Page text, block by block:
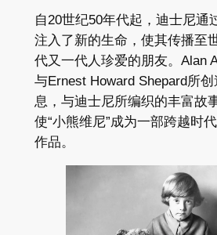
自20世纪​50年代起，​迪士尼通​
注入​了​新​的​生命，​使其​传播​至​
代​又​一​代​人​珍爱​的​朋友。Alan
与​​Ernest Howard Shepard所​
息，​与​迪士尼所​编织​的​丰富​故
使​“小熊维尼”​成为​一​部​跨越​时
作品。